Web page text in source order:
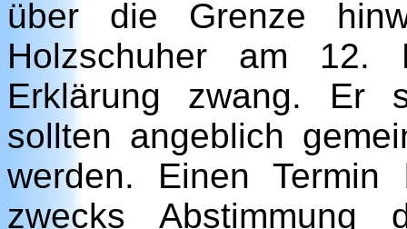
über die Grenze
Holzschuher am 12.
Erklärung zwang. Er
sollten angeblich
werden. Einen Termin
zwecks Abstimmung